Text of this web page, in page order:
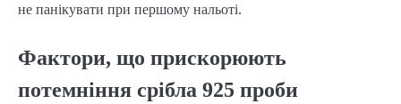
не панікувати при першому нальоті.
Фактори, що прискорюють
потемніння срібла 925 проби